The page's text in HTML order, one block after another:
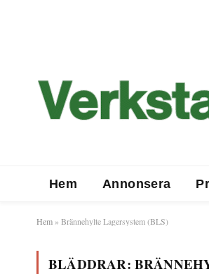
Hem Annonsera
Hem » Brännehylte Lagersystem (BLS)
BLÄDDRAR: